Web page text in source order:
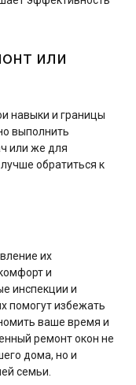
или
навыки и границы
выполнить
или же для
обратиться к
их
и
инспекции и
помогут избежать
ваше время и
ремонт окон не
дома, но и
семьи.